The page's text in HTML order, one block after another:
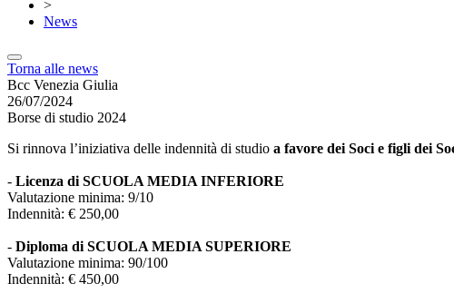
>
News
Torna alle news
Bcc Venezia Giulia
26/07/2024
Borse di studio 2024
Si rinnova l’iniziativa delle indennità di studio a favore dei Soci e figli dei
- Licenza di SCUOLA MEDIA INFERIORE
Valutazione minima: 9/10
Indennità: € 250,00
- Diploma di SCUOLA MEDIA SUPERIORE
Valutazione minima: 90/100
Indennità: € 450,00